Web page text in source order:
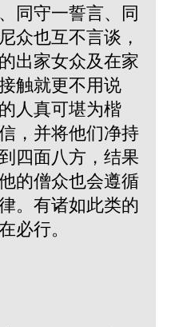
同守一誓言、同
众也互不言谈，
出家女众及在家
触就更不用说
人真可堪为楷
，并将他们净持
四面八方，结果
的僧众也会遵循
。有诸如此类的
必行。